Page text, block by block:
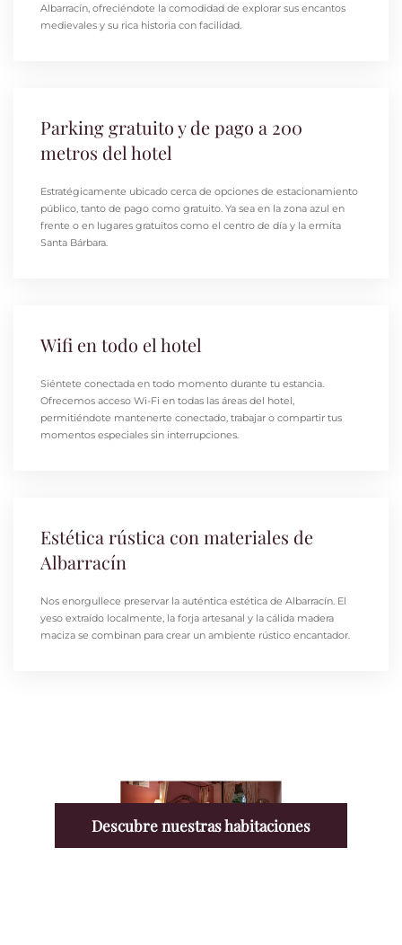
Albarracín, ofreciéndote la comodidad de explorar sus encantos
medievales y su rica historia con facilidad.
Parking gratuito y de pago a 200
metros del hotel
Estratégicamente ubicado cerca de opciones de estacionamiento
público, tanto de pago como gratuito. Ya sea en la zona azul en
frente o en lugares gratuitos como el centro de día y la ermita
Santa Bárbara.
Wifi en todo el hotel
Siéntete conectada en todo momento durante tu estancia.
Ofrecemos acceso Wi-Fi en todas las áreas del hotel,
permitiéndote mantenerte conectado, trabajar o compartir tus
momentos especiales sin interrupciones.
Estética rústica con materiales de
Albarracín
Nos enorgullece preservar la auténtica estética de Albarracín. El
yeso extraído localmente, la forja artesanal y la cálida madera
maciza se combinan para crear un ambiente rústico encantador.
Descubre nuestras habitaciones